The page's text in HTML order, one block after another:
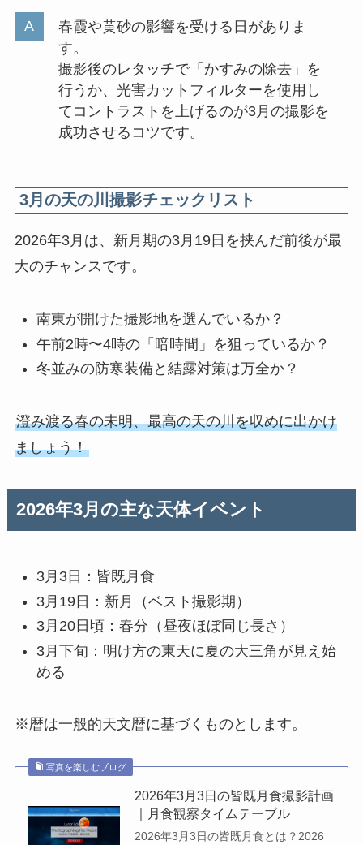
春霞や黄砂の影響を受ける日がありま
す。
撮影後のレタッチで「かすみの除去」を
行うか、光害カットフィルターを使用し
てコントラストを上げるのが3月の撮影を
成功させるコツです。
3月の天の川撮影チェックリスト
2026年3月は、新月期の3月19日を挟んだ前後が最
大のチャンスです。
南東が開けた撮影地を選んでいるか？
午前2時〜4時の「暗時間」を狙っているか？
冬並みの防寒装備と結露対策は万全か？
澄み渡る春の未明、最高の天の川を収めに出かけ
ましょう！
2026年3月の主な天体イベント
3月3日：皆既月食
3月19日：新月（ベスト撮影期）
3月20日頃：春分（昼夜ほぼ同じ長さ）
3月下旬：明け方の東天に夏の大三角が見え始
める
※暦は一般的天文暦に基づくものとします。
写真を楽しむブログ
2026年3月3日の皆既月食撮影計画
｜月食観察タイムテーブル
2026年3月3日の皆既月食とは？2026